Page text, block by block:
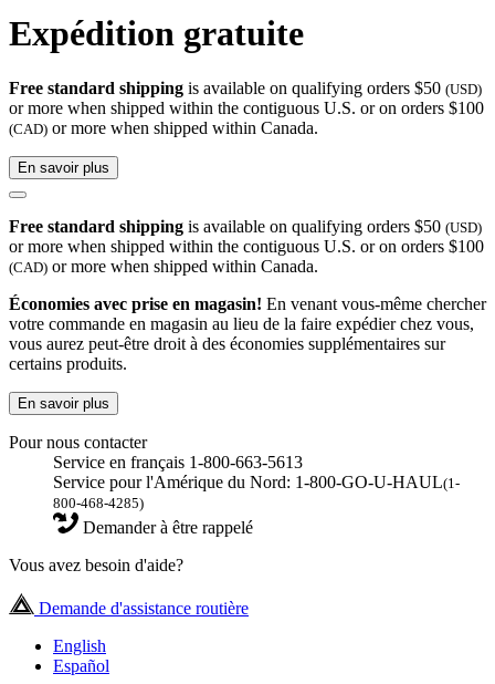
Expédition gratuite
Free standard shipping is available on qualifying orders $50 (USD)
or more when shipped within the contiguous U.S. or on orders $100
(CAD) or more when shipped within Canada.
En savoir plus
Free standard shipping is available on qualifying orders $50 (USD)
or more when shipped within the contiguous U.S. or on orders $100
(CAD) or more when shipped within Canada.
Économies avec prise en magasin! En venant vous-même chercher
votre commande en magasin au lieu de la faire expédier chez vous,
vous aurez peut-être droit à des économies supplémentaires sur
certains produits.
En savoir plus
Pour nous contacter
Service en français 1-800-663-5613
Service pour l'Amérique du Nord: 1-800-GO-U-HAUL(1-
800-468-4285)
Demander à être rappelé
Vous avez besoin d'aide?
Demande d'assistance routière
English
Español